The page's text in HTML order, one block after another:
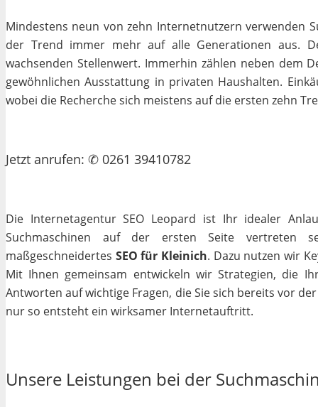
Mindestens neun von zehn Internetnutzern verwenden
der Trend immer mehr auf alle Generationen aus.
wachsenden Stellenwert. Immerhin zählen neben dem
gewöhnlichen Ausstattung in privaten Haushalten.
wobei die Recherche sich meistens auf die ersten zehn
Jetzt anrufen: ✆ 0261 39410782
Die Internetagentur SEO Leopard ist Ihr idealer
Suchmaschinen auf der ersten Seite vertreten
maßgeschneidertes SEO für Kleinich. Dazu nutzen wir
Mit Ihnen gemeinsam entwickeln wir Strategien, die
Antworten auf wichtige Fragen, die Sie sich bereits vor
nur so entsteht ein wirksamer Internetauftritt.
Unsere Leistungen bei der